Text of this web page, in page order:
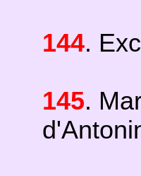
144.
145.